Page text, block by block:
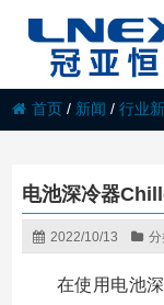
首页 / 新闻 /行业
电池深冷器
2022/10/13 分
在使用电池